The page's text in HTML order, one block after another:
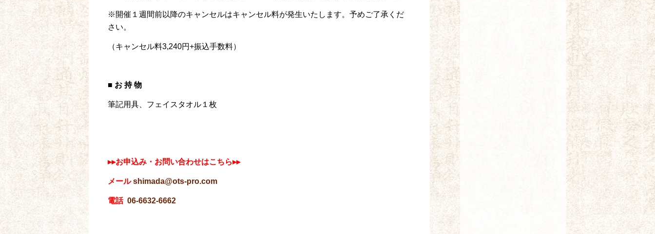
※開催１週間前以降のキャンセルはキャンセル料が発生いたします。予めご了承くだ
さい。
（キャンセル料3,240円+振込手数料）
■ お 持 物
筆記用具、フェイスタオル１枚
▸▸お申込み・お問い合わせはこちら▸▸
メールshimada@ots-pro.com
電話 06-6632-6662